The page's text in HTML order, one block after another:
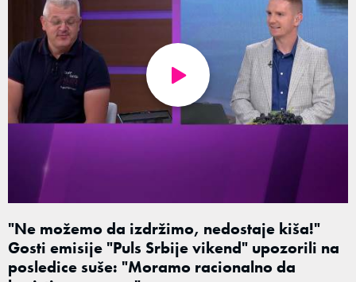
"Ne možemo da izdržimo, nedostaje kiša!"
Gosti emisije "Puls Srbije vikend" upozorili na
posledice suše: "Moramo racionalno da